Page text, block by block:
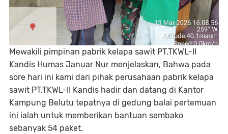
‎Mewakili pimpinan pabrik kelapa sawit PT.TKWL-II
Kandis Humas Januar Nur menjelaskan, Bahwa pada
sore hari ini kami dari pihak perusahaan pabrik kelapa
sawit PT.TKWL-II Kandis hadir dan datang di Kantor
Kampung Belutu tepatnya di gedung balai pertemuan
ini ialah untuk memberikan bantuan sembako
sebanyak 54 paket.